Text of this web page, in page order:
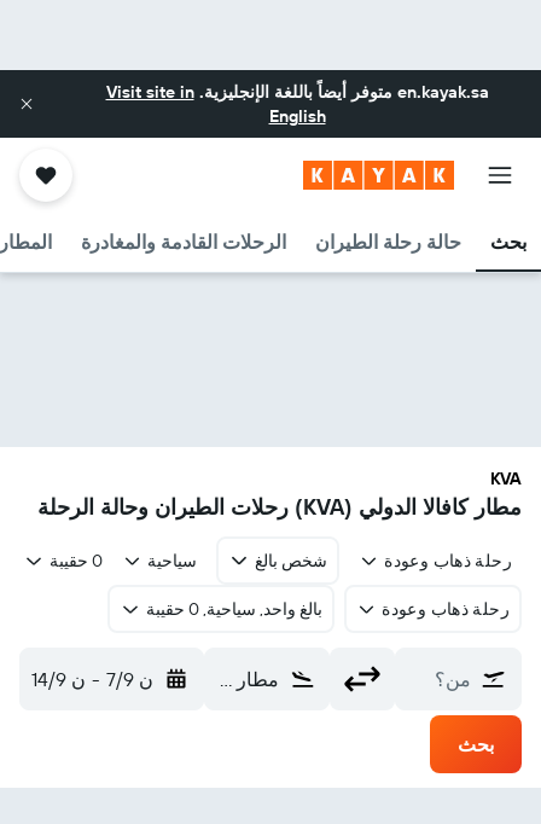
en.kayak.sa متوفر أيضاً باللغة الإنجليزية.Visit site in
English
بحث حالة رحلة الطيران الرحلات القادمة والمغادرة
KVA
مطار كافالا الدولي (KVA) رحلات الطيران وحالة الرحلة
رحلة ذهاب وعودة شخص بالغ سياحية 0 حقيبة
رحلة ذهاب وعودة بالغ واحد, سياحية, 0 حقيبة
من؟ مطار كافالا الدولي (KVA) ن 7/9 - ن 14/9
بحث